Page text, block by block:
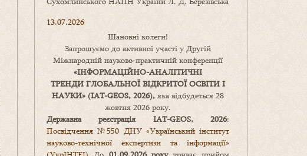
13.07.2026
Шановні колеги!
Запрошуємо до активної участі у Другій
Міжнародній науково-практичній конференції
«ІНФОРМАЦІЙНО-АНАЛІТИЧНІ
ТРЕНДИ ГЛОБАЛЬНОЇ ВІДКРИТОЇ ОСВІТИ І
НАУКИ» (IAT-GEOS, 2026), яка відбудеться 28
жовтня 2026 року.
Державна реєстрація IAT-GEOS, 2026:
Посвідчення №550 ДНУ «Український інститут
науково-технічної експертизи та інформації»